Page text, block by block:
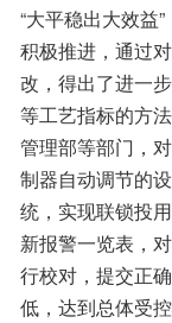
“大平稳出大效益
积极推进，通过
改，得出了进一
等工艺指标的方
管理部等部门，
制器自动调节的
统，实现联锁投
新报警一览表，
行校对，提交正
低，达到总体受